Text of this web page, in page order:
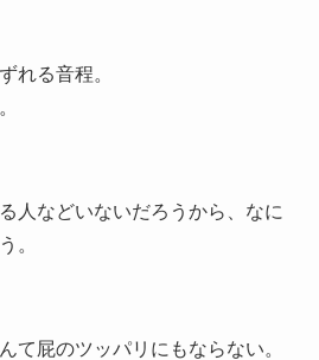
れる音程。
人などいないだろうから、なに
。
て屁のツッパリにもならない。